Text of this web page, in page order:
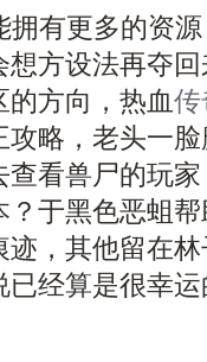
有更多的资
想方设法再夺
的方向，热血传
攻略，老头一
查看兽尸的玩
？于黑色恶蛆
迹，其他留在
已经算是很幸